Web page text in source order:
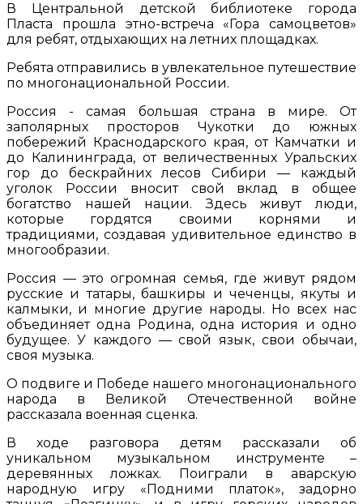
В Центральной детской библиотеке города
Пласта прошла этно-встреча «Гора самоцветов»
для ребят, отдыхающих на летних площадках.
Ребята отправились в увлекательное путешествие
по многонациональной России.
Россия - самая большая страна в мире. От
заполярных просторов Чукотки до южных
побережий Краснодарского края, от Камчатки и
до Калининграда, от величественных Уральских
гор до бескрайних лесов Сибири — каждый
уголок России вносит свой вклад в общее
богатство нашей нации. Здесь живут люди,
которые гордятся своими корнями и
традициями, создавая удивительное единство в
многообразии.
Россия — это огромная семья, где живут рядом
русские и татары, башкиры и чеченцы, якуты и
калмыки, и многие другие народы. Но всех нас
объединяет одна Родина, одна история и одно
будущее. У каждого — свой язык, свои обычаи,
своя музыка.
О подвиге и Победе нашего многонационального
народа в Великой Отечественной войне
рассказала военная сценка.
В ходе разговора детям рассказали об
уникальном музыкальном инструменте –
деревянных ложках. Поиграли в аварскую
народную игру «Подними платок», задорно